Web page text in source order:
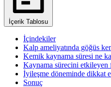
İçerik Tablosu
İçindekiler
Kalp ameliyatında göğüs
Kemik kaynama süresi ne
Kaynama sürecini etkileyen
İyileşme döneminde dikkat
Sonuç